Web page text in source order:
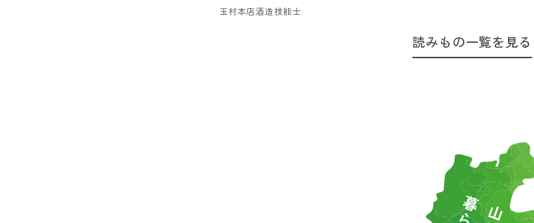
玉村本店酒造技能士
読みもの一覧を見る